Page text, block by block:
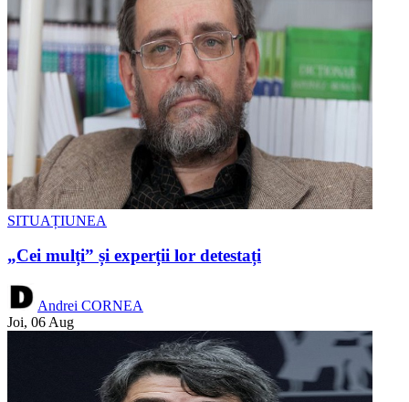
SITUAȚIUNEA
„Cei mulți” și experții lor detestați
Andrei CORNEA
Joi, 06 Aug